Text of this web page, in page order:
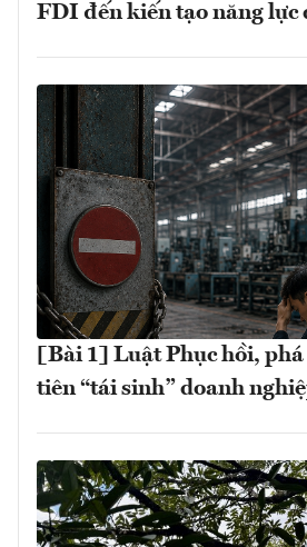
FDI đến kiến tạo năng lực
[Bài 1] Luật Phục hồi,
tiên “tái sinh” doanh